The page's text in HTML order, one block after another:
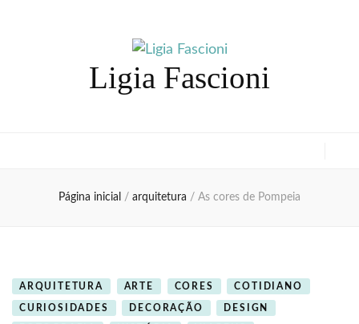
Ligia Fascioni
Página inicial / arquitetura / As cores de Pompeia
ARQUITETURA ARTE CORES COTIDIANO
CURIOSIDADES DECORAÇÃO DESIGN